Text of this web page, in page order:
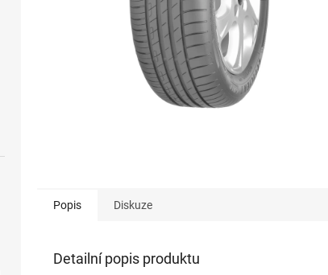
Popis Diskuze
Detailní popis produktu